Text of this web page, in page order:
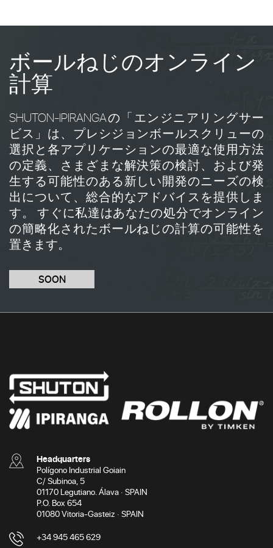
ボールねじのオンライン
計算
SHUTON-IPIRANGAの「エンジニアリングサー
ビス」は、プレシジョンボールスクリューの
選択と各アプリケーションの最適な使用方法
の定義、さまざまな解決策の検討、および発
生する可能性のある新しい開発のニーズの検
出について、総合的なアドバイスを提供しま
す。 すぐに私達はあなたの処分でオンライン
の簡略化されたボールねじの計算の可能性を
置きます。
SOON
Headquarters
Polígono Industrial Goiain
C/ Subinoa, 5
01170 Legutiano. Álava · SPAIN
P.O. Box 654
01080 Vitoria-Gasteiz · SPAIN
+34 945 465 629